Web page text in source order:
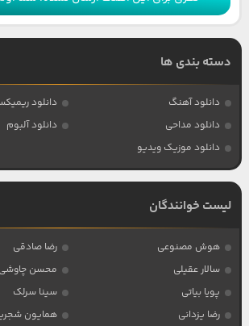
دسته بندی ها
دانلود آهنگ
دانلود
دانلود مداحی
دانلود آلبوم
دانلود موزیک ویدیو
لیست خوانندگان
هوش مصنوعی
رضا صادقی
سالار عقیلی
محسن چاوشی
پویا بیاتی
سینا سرلک
رضا یزدانی
همایون